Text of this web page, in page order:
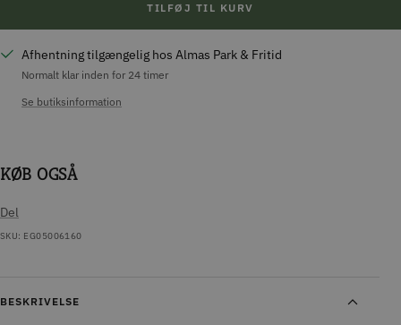
TILFØJ TIL KURV
Afhentning tilgængelig hos Almas Park & Fritid
Normalt klar inden for 24 timer
Se butiksinformation
KØB OGSÅ
Del
SKU: EG05006160
BESKRIVELSE